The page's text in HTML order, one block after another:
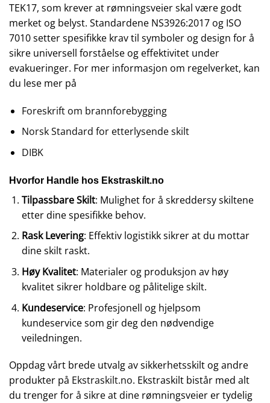
TEK17, som krever at rømningsveier skal være godt
merket og belyst. Standardene NS3926:2017 og ISO
7010 setter spesifikke krav til symboler og design for å
sikre universell forståelse og effektivitet under
evakueringer. For mer informasjon om regelverket, kan
du lese mer på
Foreskrift om brannforebygging
Norsk Standard for etterlysende skilt
DIBK
Hvorfor Handle hos Ekstraskilt.no
Tilpassbare Skilt: Mulighet for å skreddersy skiltene
etter dine spesifikke behov.
Rask Levering: Effektiv logistikk sikrer at du mottar
dine skilt raskt.
Høy Kvalitet: Materialer og produksjon av høy
kvalitet sikrer holdbare og pålitelige skilt.
Kundeservice: Profesjonell og hjelpsom
kundeservice som gir deg den nødvendige
veiledningen.
Oppdag vårt brede utvalg av sikkerhetsskilt og andre
produkter på Ekstraskilt.no. Ekstraskilt bistår med alt
du trenger for å sikre at dine rømningsveier er tydelig